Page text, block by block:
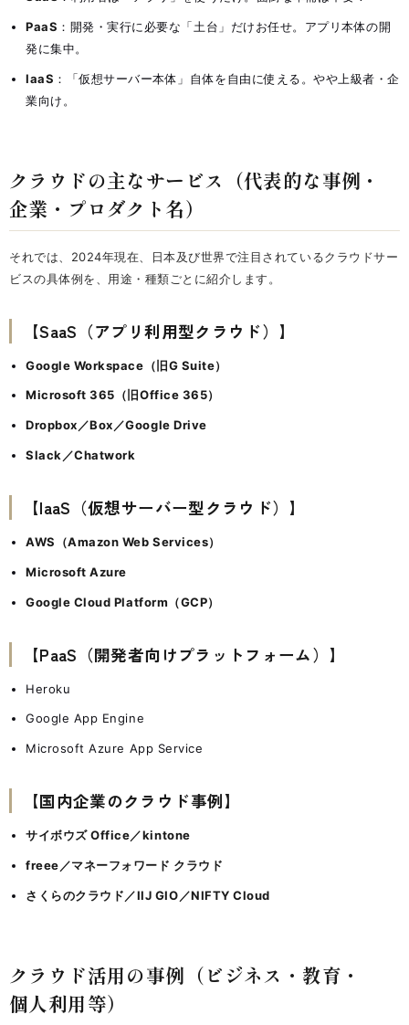
PaaS ：開発・実行に必要な「土台」だけお任せ。アプリ本体の開
発に集中。
IaaS ：「仮想サーバー本体」自体を自由に使える。やや上級者・企
業向け。
クラウドの主なサービス（代表的な事例・
企業・プロダクト名）
それでは、2024年現在、日本及び世界で注目されているクラウドサー
ビスの具体例を、用途・種類ごとに紹介します。
【SaaS（アプリ利用型クラウド）】
Google Workspace（旧G Suite）
Microsoft 365（旧Office 365）
Dropbox／Box／Google Drive
Slack／Chatwork
【IaaS（仮想サーバー型クラウド）】
AWS（Amazon Web Services）
Microsoft Azure
Google Cloud Platform（GCP）
【PaaS（開発者向けプラットフォーム）】
Heroku
Google App Engine
Microsoft Azure App Service
【国内企業のクラウド事例】
サイボウズ Office／kintone
freee／マネーフォワード クラウド
さくらのクラウド／IIJ GIO／NIFTY Cloud
クラウド活用の事例（ビジネス・教育・
個人利用等）